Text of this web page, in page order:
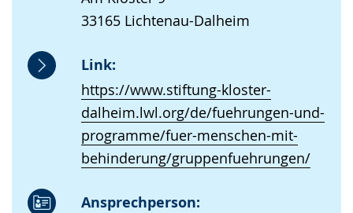
33165 Lichtenau-Dalheim
Link:
https://www.stiftung-kloster-
dalheim.lwl.org/de/fuehrungen-und-
programme/fuer-menschen-mit-
behinderung/gruppenfuehrungen/
Ansprechperson: